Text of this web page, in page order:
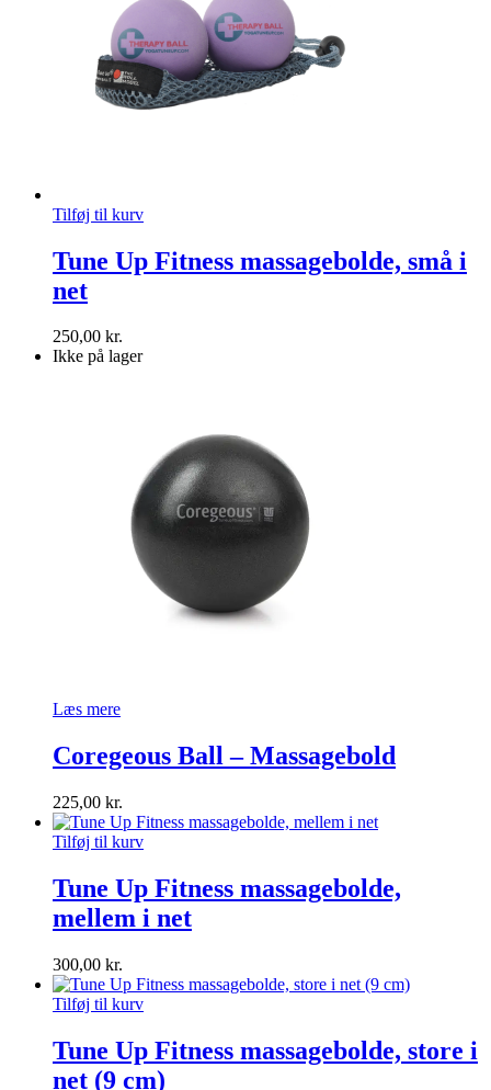
Tilføj til kurv
Tune Up Fitness massagebolde, små i
net
250,00 kr.
Ikke på lager
Læs mere
Coregeous Ball – Massagebold
225,00 kr.
Tilføj til kurv
Tune Up Fitness massagebolde,
mellem i net
300,00 kr.
Tilføj til kurv
Tune Up Fitness massagebolde, store i
net (9 cm)